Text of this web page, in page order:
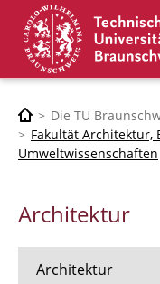
Die TU
Fakultät Architektur,
Umweltwissenschaften
Architektur
Architektur